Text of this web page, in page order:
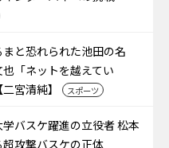
まと恐れられた池田の名
「ネットを越えてい
宮清純】
スポーツ
バスケ躍進の立役者 松本
攻撃バスケの正体